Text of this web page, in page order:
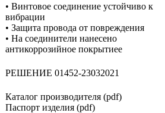
• Винтовое соединение устойчиво к
вибрации
• Защита провода от повреждения
• На соединители нанесено
антикоррозийное покрытиее
РЕШЕНИЕ 01452-23032021
Каталог производителя (pdf)
Паспорт изделия (pdf)